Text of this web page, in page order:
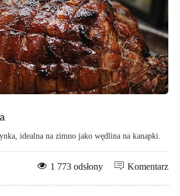
idealna na zimno jako wędlina na kanapki.
Komentarz
1 773 odsłony